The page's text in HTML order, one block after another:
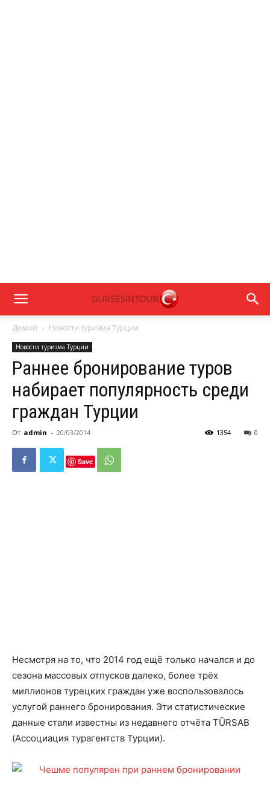
Домой Новости туризма Турции
Новости туризма Турции
Раннее бронирование туров
набирает популярность среди
граждан Турции
От admin - 20/03/2014 0
1354
Save
Несмотря на то, что 2014 год ещё только начался и до
сезона массовых отпусков далеко, более трёх
миллионов турецких граждан уже воспользовалось
услугой раннего бронирования. Эти статистические
данные стали известны из недавнего отчёта TÜRSAB
(Ассоциация турагентств Турции).